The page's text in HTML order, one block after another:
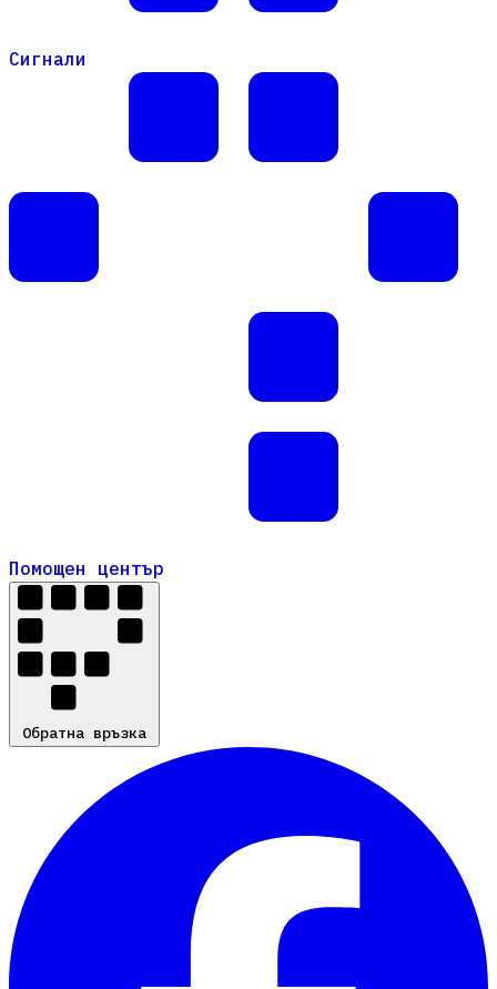
Сигнали
Помощен център
Помощен център
Обратна връзка
Обратна връзка